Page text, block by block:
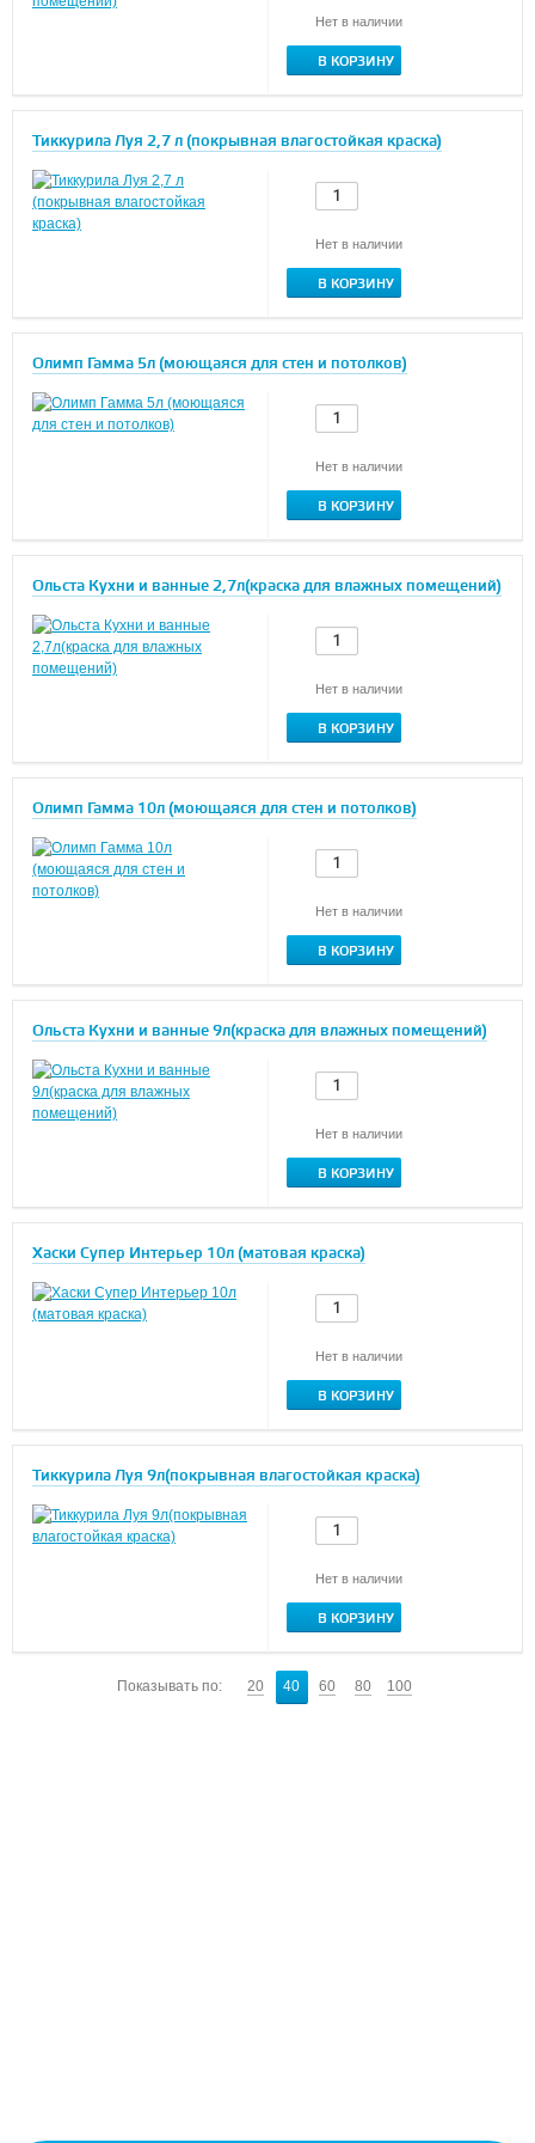
Нет в наличии
В КОРЗИНУ
Тиккурила Луя 2,7 л (покрывная влагостойкая краска)
Нет в наличии
В КОРЗИНУ
Олимп Гамма 5л (моющаяся для стен и потолков)
Нет в наличии
В КОРЗИНУ
Ольста Кухни и ванные 2,7л(краска для влажных помещений)
Нет в наличии
В КОРЗИНУ
Олимп Гамма 10л (моющаяся для стен и потолков)
Нет в наличии
В КОРЗИНУ
Ольста Кухни и ванные 9л(краска для влажных помещений)
Нет в наличии
В КОРЗИНУ
Хаски Супер Интерьер 10л (матовая краска)
Нет в наличии
В КОРЗИНУ
Тиккурила Луя 9л(покрывная влагостойкая краска)
Нет в наличии
В КОРЗИНУ
Показывать по: 20 40 60 80 100